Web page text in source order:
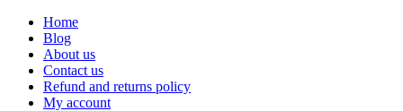
Home
Blog
About us
Contact us
Refund and returns policy
My account